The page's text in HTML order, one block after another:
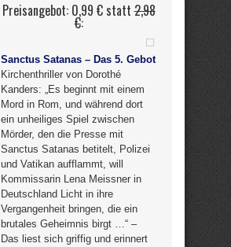
Preisangebot: 0,99 € statt2,98
€:
Sanctus Satanas – Das 5. Gebot
Kirchenthriller von Dorothé
Kanders: „Es beginnt mit einem
Mord in Rom, und während dort
ein unheiliges Spiel zwischen
Mörder, den die Presse mit
Sanctus Satanas betitelt, Polizei
und Vatikan aufflammt, will
Kommissarin Lena Meissner in
Deutschland Licht in ihre
Vergangenheit bringen, die ein
brutales Geheimnis birgt …“ –
Das liest sich griffig und erinnert